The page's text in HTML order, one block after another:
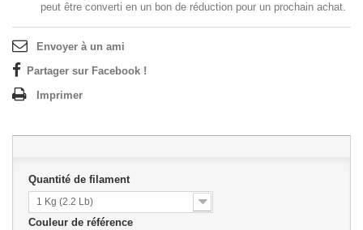
peut être converti en un bon de réduction pour un prochain achat.
Envoyer à un ami
Partager sur Facebook !
Imprimer
Quantité de filament
1 Kg (2.2 Lb)
Couleur de référence